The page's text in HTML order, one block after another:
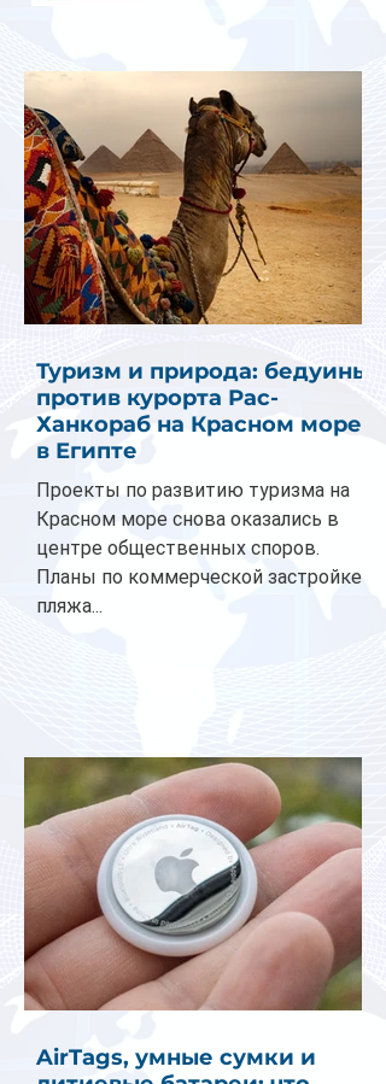
Туризм и природа: бедуины
против курорта Рас-
Ханкораб на Красном море
в Египте
Проекты по развитию туризма на
Красном море снова оказались в
центре общественных споров.
Планы по коммерческой застройке
пляжа...
AirTags, умные сумки и